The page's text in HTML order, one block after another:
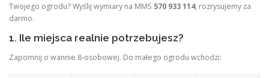
Twojego ogrodu? Wyślij wymiary na MMS 570 933 114, rozrysujemy za
darmo.
1. Ile miejsca realnie potrzebujesz?
Zapomnij o wannie 8-osobowej. Do małego ogrodu wchodzi: